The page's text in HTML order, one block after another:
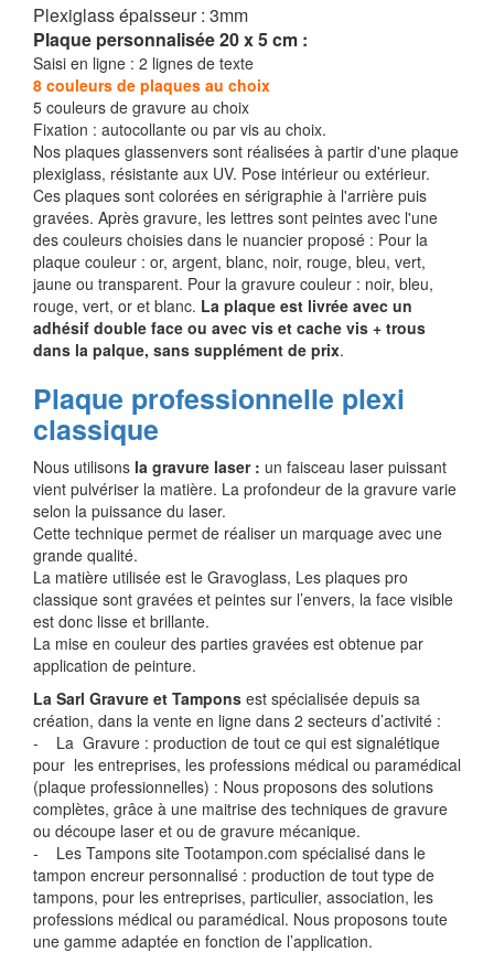
Plexiglass épaisseur : 3mm
Plaque personnalisée 20 x 5 cm :
Saisi en ligne : 2 lignes de texte
8 couleurs de plaques au choix
5 couleurs de gravure au choix
Fixation : autocollante ou par vis au choix.
Nos plaques glassenvers sont réalisées à partir d'une plaque
plexiglass, résistante aux UV. Pose intérieur ou extérieur.
Ces plaques sont colorées en sérigraphie à l'arrière puis
gravées. Après gravure, les lettres sont peintes avec l'une
des couleurs choisies dans le nuancier proposé : Pour la
plaque couleur : or, argent, blanc, noir, rouge, bleu, vert,
jaune ou transparent. Pour la gravure couleur : noir, bleu,
rouge, vert, or et blanc. La plaque est livrée avec un
adhésif double face ou avec vis et cache vis + trous
dans la palque, sans supplément de prix.
Plaque professionnelle plexi
classique
Nous utilisons la gravure laser : un faisceau laser puissant
vient pulvériser la matière. La profondeur de la gravure varie
selon la puissance du laser.
Cette technique permet de réaliser un marquage avec une
grande qualité.
La matière utilisée est le Gravoglass, Les plaques pro
classique sont gravées et peintes sur l’envers, la face visible
est donc lisse et brillante.
La mise en couleur des parties gravées est obtenue par
application de peinture.
La Sarl Gravure et Tampons est spécialisée depuis sa
création, dans la vente en ligne dans 2 secteurs d’activité :
- La Gravure : production de tout ce qui est signalétique
pour les entreprises, les professions médical ou paramédical
(plaque professionnelles) : Nous proposons des solutions
complètes, grâce à une maitrise des techniques de gravure
ou découpe laser et ou de gravure mécanique.
- Les Tampons site Tootampon.com spécialisé dans le
tampon encreur personnalisé : production de tout type de
tampons, pour les entreprises, particulier, association, les
professions médical ou paramédical. Nous proposons toute
une gamme adaptée en fonction de l’application.